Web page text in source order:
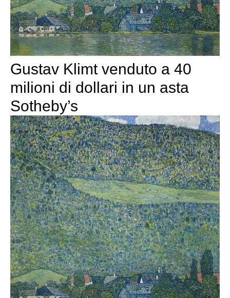
Gustav Klimt venduto a 40
milioni di dollari in un asta
Sotheby’s